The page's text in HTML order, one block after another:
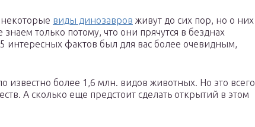
виды динозавров живут до сих пор, но о них
только потому, что они прячутся в безднах
интересных фактов был для вас более очевидным,
известно более 1,6 млн. видов животных. Но это всего
А сколько еще предстоит сделать открытий в этом